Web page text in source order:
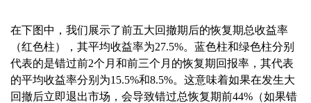
在下图中，我们展示了前五大回撤期后的恢复期总收益率
（红色柱），其平均收益率为27.5%。蓝色柱和绿色柱分别
代表的是错过前2个月和前三个月的恢复期回报率，其代表
的平均收益率分别为15.5%和8.5%。这意味着如果在发生大
回撤后立即退出市场，会导致错过总恢复期前44%（如果错